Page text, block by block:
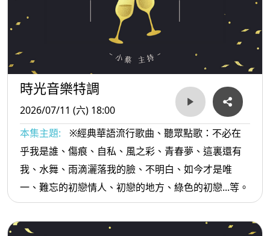
時光音樂特調
2026/07/11 (六) 18:00
本集主題:
※經典華語流行歌曲、聽眾點歌：不必在
乎我是誰、傷痕、自私、風之彩、青春夢、這裏還有
我、水舞、雨滴灑落我的臉、不明白、如今才是唯
一、難忘的初戀情人、初戀的地方、綠色的初戀...等。